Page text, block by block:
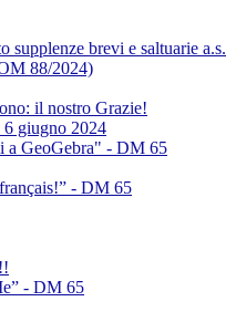
supplenze brevi e saltuarie a.s.
88/2024)
il nostro Grazie!
giugno 2024
a GeoGebra" - DM 65
- DM 65
- DM 65